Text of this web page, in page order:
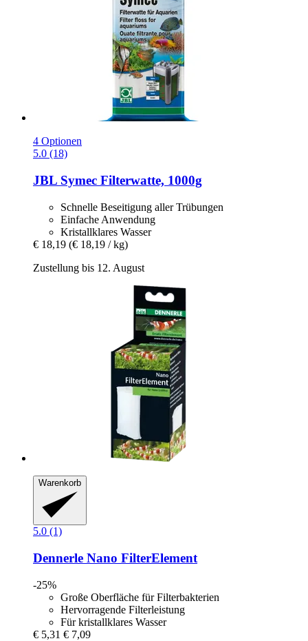
4 Optionen
5.0 (18)
JBL Symec Filterwatte, 1000g
Schnelle Beseitigung aller Trübungen
Einfache Anwendung
Kristallklares Wasser
€ 18,19 (€ 18,19 / kg)
Zustellung bis 12. August
Warenkorb
5.0 (1)
Dennerle Nano FilterElement
-25%
Große Oberfläche für Filterbakterien
Hervorragende Filterleistung
Für kristallklares Wasser
€ 5,31 € 7,09